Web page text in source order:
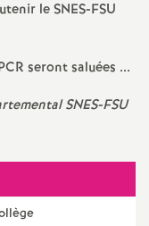
e
n
t
s
d
le SNES-FSU
seront saluées ...
SNES-FSU